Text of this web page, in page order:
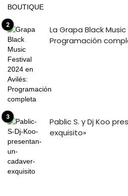
La Grapa Black
Programación
Pablic S. y Dj Koo
exquisito»